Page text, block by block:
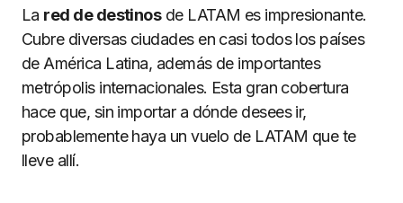
La red de destinosde LATAM es impresionante.
Cubre diversas ciudades en casi todos los países
de América Latina, además de importantes
metrópolis internacionales. Esta gran cobertura
hace que, sin importar a dónde desees ir,
probablemente haya un vuelo de LATAM que te
lleve allí.